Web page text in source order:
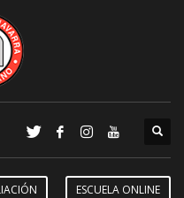
ESCUELA ONLINE